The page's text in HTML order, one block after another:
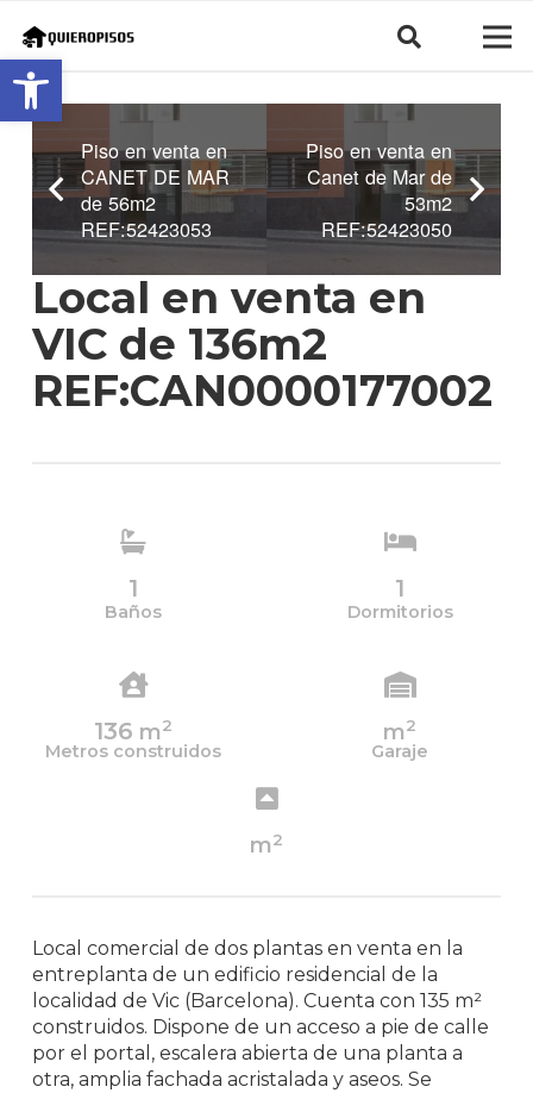
Abrir barra de herramientas
Piso en venta en
CANET DE MAR
de 56m2
REF:52423053
Piso en venta en
Canet de Mar de
53m2
REF:52423050
Local en venta en
VIC de 136m2
REF:CAN0000177002
1
Baños
1
Dormitorios
136 m2
Metros construidos
m2
Garaje
m2
Local comercial de dos plantas en venta en la
entreplanta de un edificio residencial de la
localidad de Vic (Barcelona). Cuenta con 135 m²
construidos. Dispone de un acceso a pie de calle
por el portal, escalera abierta de una planta a
otra, amplia fachada acristalada y aseos. Se